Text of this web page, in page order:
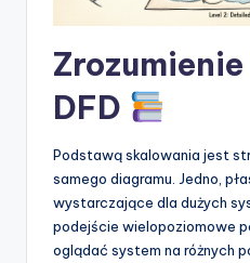
p
DFD
Podstawą skalowania jest
samego diagramu. Jedno,
wystarczające dla dużych
podejście wielopoziomowe
oglądać system na różnych